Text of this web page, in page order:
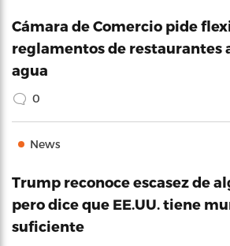
Cámara de Comercio pide
reglamentos de restaurantes
agua
0
News
Trump reconoce escasez de
pero dice que EE.UU. tiene
suficiente